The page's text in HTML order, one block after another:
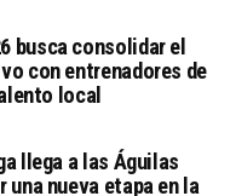
busca consolidar el
con entrenadores de
local
llega a las Águilas
una nueva etapa en la